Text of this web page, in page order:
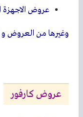
عروض الاجهزة
وغيرها من العروض
عروض كارفور